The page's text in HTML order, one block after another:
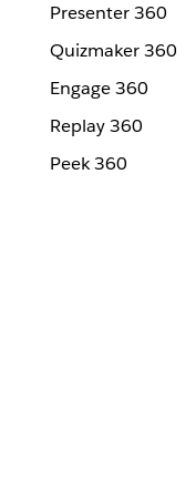
Presenter 360
Quizmaker 360
Engage 360
Replay 360
Peek 360